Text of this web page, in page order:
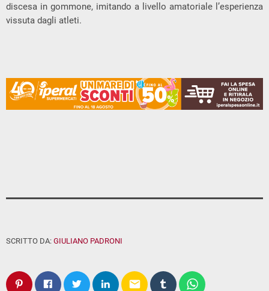
discesa in gommone, imitando a livello amatoriale l’esperienza
vissuta dagli atleti.
SCRITTO DA: GIULIANO PADRONI
email